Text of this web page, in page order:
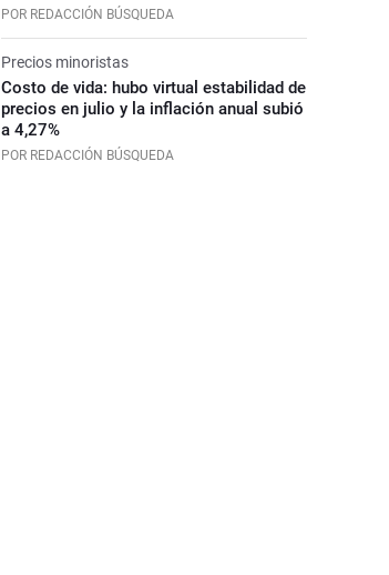
POR REDACCIÓN BÚSQUEDA
Precios minoristas
Costo de vida: hubo virtual estabilidad de
precios en julio y la inflación anual subió
a 4,27%
POR REDACCIÓN BÚSQUEDA